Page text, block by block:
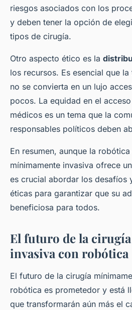
riesgos asociados con los
y deben tener la opción de
tipos de cirugía.
Otro aspecto ético es la
los recursos. Es esencial que
no se convierta en un lujo
pocos. La equidad en el
médicos es un tema que la
responsables políticos deben
En resumen, aunque la
mínimamente invasiva ofrece
es crucial abordar los desafíos
éticas para garantizar que su
beneficiosa para todos.
El futuro de la
invasiva con robótica
El futuro de la cirugía
robótica es prometedor y está
que transformarán aún más el